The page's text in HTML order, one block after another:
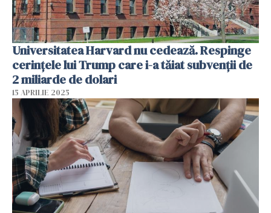
Universitatea Harvard nu cedează. Respinge
cerinţele lui Trump care i-a tăiat subvenţii de
2 miliarde de dolari
15 APRILIE 2025